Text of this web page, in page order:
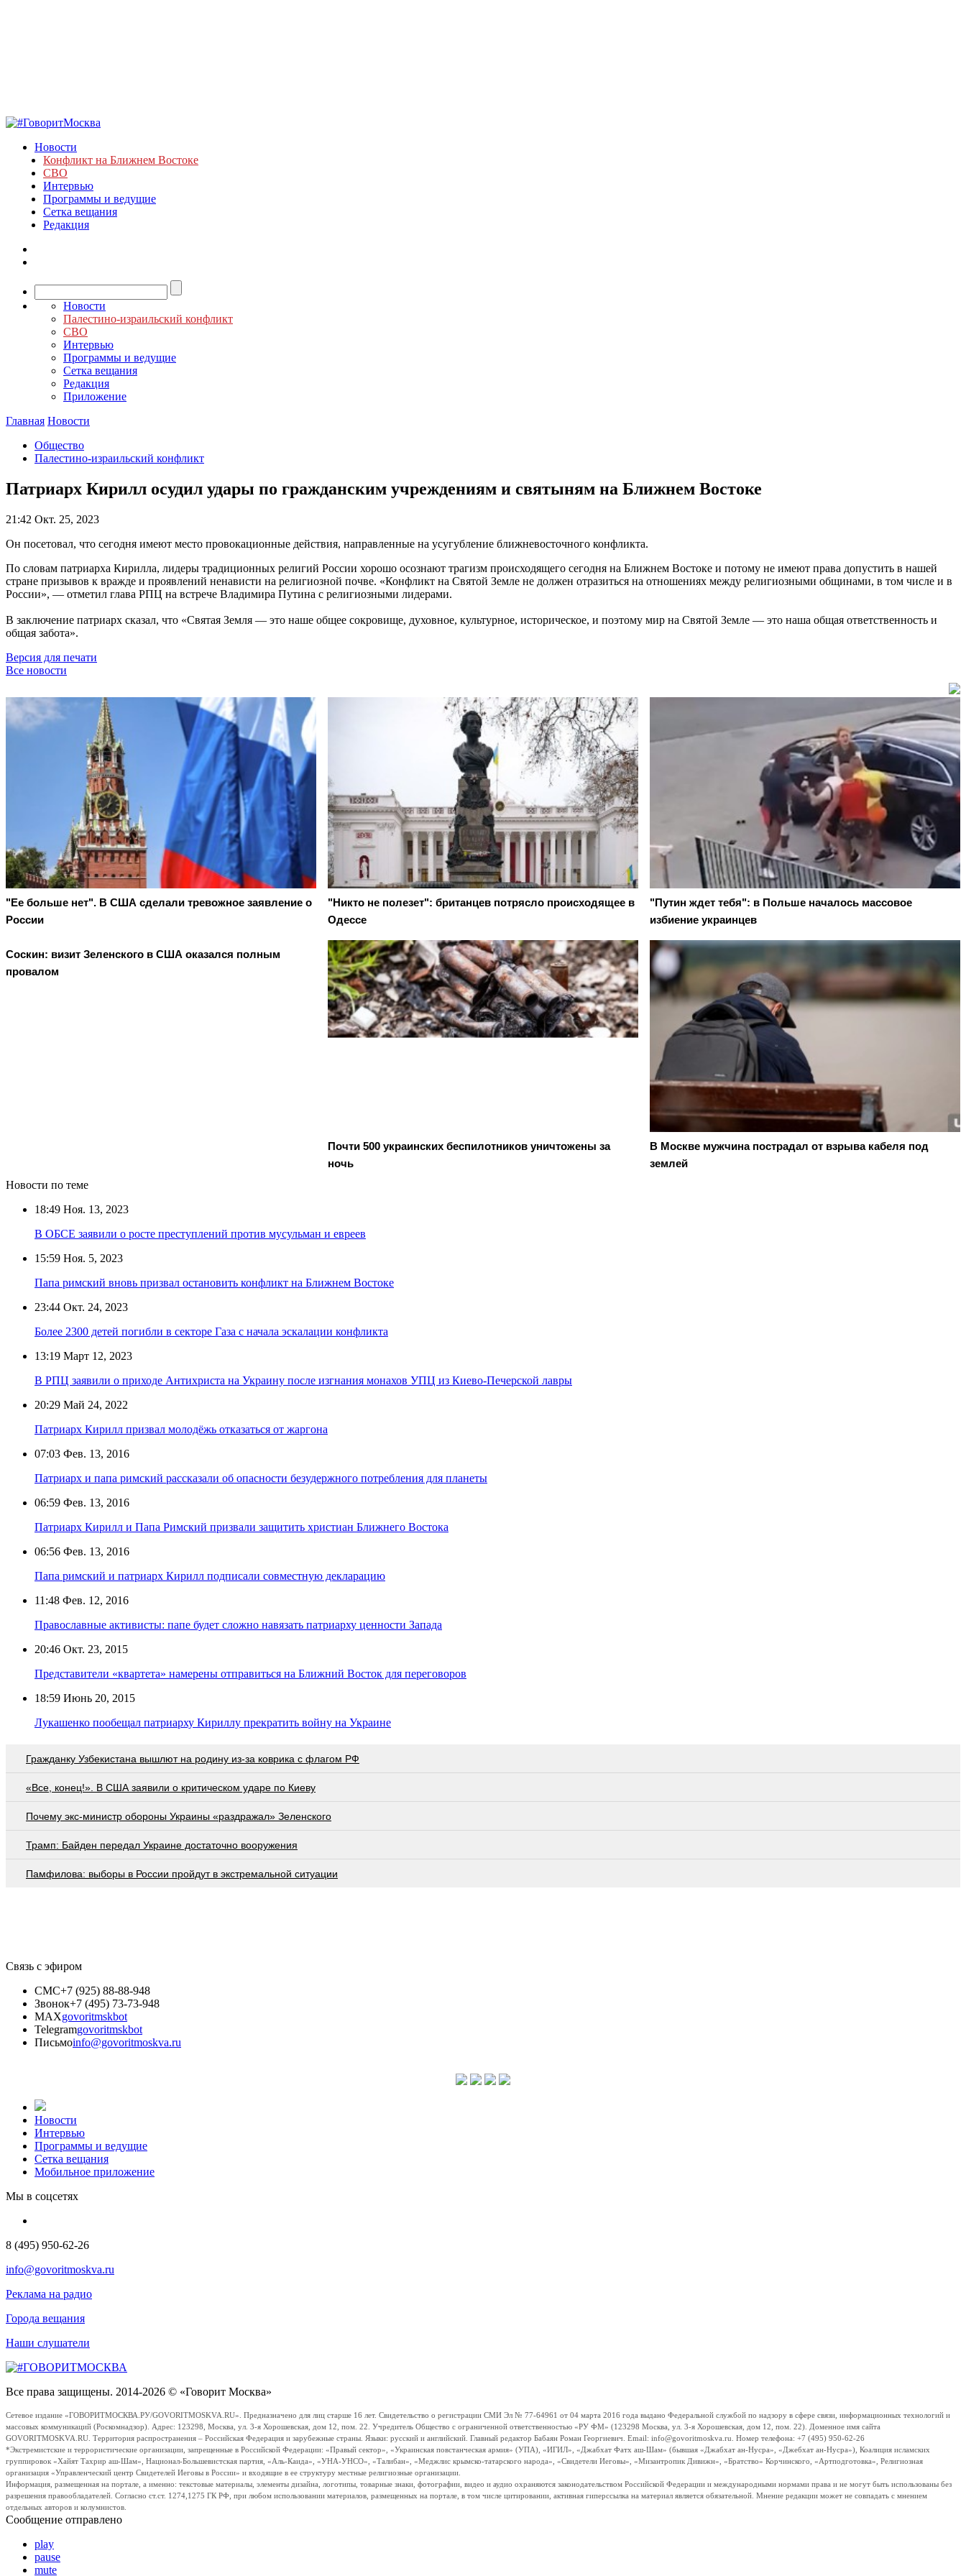
Новости
Конфликт на Ближнем Востоке
СВО
Интервью
Программы и ведущие
Сетка вещания
Редакция
Новости
Палестино-израильский конфликт
СВО
Интервью
Программы и ведущие
Сетка вещания
Редакция
Приложение
Главная Новости
Общество
Палестино-израильский конфликт
Патриарх Кирилл осудил удары по гражданским учреждениям и святыням на Ближнем Востоке
21:42 Окт. 25, 2023
Он посетовал, что сегодня имеют место провокационные действия, направленные на усугубление ближневосточного конфликта.
По словам патриарха Кирилла, лидеры традиционных религий России хорошо осознают трагизм происходящего сегодня на Ближнем Востоке и потому не имеют права допустить в нашей
стране призывов к вражде и проявлений ненависти на религиозной почве. «Конфликт на Святой Земле не должен отразиться на отношениях между религиозными общинами, в том числе и в
России», — отметил глава РПЦ на встрече Владимира Путина с религиозными лидерами.
В заключение патриарх сказал, что «Святая Земля — это наше общее сокровище, духовное, культурное, историческое, и поэтому мир на Святой Земле — это наша общая ответственность и
общая забота».
Версия для печати
Все новости
"Ее больше нет". В США сделали тревожное заявление о
России
"Никто не полезет": британцев потрясло происходящее в
Одессе
"Путин ждет тебя": в Польше началось массовое
избиение украинцев
Соскин: визит Зеленского в США оказался полным
провалом
Почти 500 украинских беспилотников уничтожены за
ночь
В Москве мужчина пострадал от взрыва кабеля под
землей
Новости по теме
18:49 Ноя. 13, 2023
В ОБСЕ заявили о росте преступлений против мусульман и евреев
15:59 Ноя. 5, 2023
Папа римский вновь призвал остановить конфликт на Ближнем Востоке
23:44 Окт. 24, 2023
Более 2300 детей погибли в секторе Газа с начала эскалации конфликта
13:19 Март 12, 2023
В РПЦ заявили о приходе Антихриста на Украину после изгнания монахов УПЦ из Киево-Печерской лавры
20:29 Май 24, 2022
Патриарх Кирилл призвал молодёжь отказаться от жаргона
07:03 Фев. 13, 2016
Патриарх и папа римский рассказали об опасности безудержного потребления для планеты
06:59 Фев. 13, 2016
Патриарх Кирилл и Папа Римский призвали защитить христиан Ближнего Востока
06:56 Фев. 13, 2016
Папа римский и патриарх Кирилл подписали совместную декларацию
11:48 Фев. 12, 2016
Православные активисты: папе будет сложно навязать патриарху ценности Запада
20:46 Окт. 23, 2015
Представители «квартета» намерены отправиться на Ближний Восток для переговоров
18:59 Июнь 20, 2015
Лукашенко пообещал патриарху Кириллу прекратить войну на Украине
Гражданку Узбекистана вышлют на родину из-за коврика с флагом РФ
«Все, конец!». В США заявили о критическом ударе по Киеву
Почему экс-министр обороны Украины «раздражал» Зеленского
Трамп: Байден передал Украине достаточно вооружения
Памфилова: выборы в России пройдут в экстремальной ситуации
Связь с эфиром
СМС+7 (925) 88-88-948
Звонок+7 (495) 73-73-948
MAXgovoritmskbot
Telegramgovoritmskbot
Письмоinfo@govoritmoskva.ru
Новости
Интервью
Программы и ведущие
Сетка вещания
Мобильное приложение
Мы в соцсетях
8 (495) 950-62-26
info@govoritmoskva.ru
Реклама на радио
Города вещания
Наши слушатели
Все права защищены. 2014-2026 © «Говорит Москва»
Сетевое издание «ГОВОРИТМОСКВА.РУ/GOVORITMOSKVA.RU». Предназначено для лиц старше 16 лет. Свидетельство о регистрации СМИ Эл № 77-64961 от 04 марта 2016 года выдано Федеральной службой по надзору в сфере связи, информационных технологий и
массовых коммуникаций (Роскомнадзор). Адрес: 123298, Москва, ул. 3-я Хорошевская, дом 12, пом. 22. Учредитель Общество с ограниченной ответственностью «РУ ФМ» (123298 Москва, ул. 3-я Хорошевская, дом 12, пом. 22). Доменное имя сайта
GOVORITMOSKVA.RU. Территория распространения – Российская Федерация и зарубежные страны. Языки: русский и английский. Главный редактор Бабаян Роман Георгиевич. Email: info@govoritmoskva.ru. Номер телефона: +7 (495) 950-62-26
*Экстремистские и террористические организации, запрещенные в Российской Федерации: «Правый сектор», «Украинская повстанческая армия» (УПА), «ИГИЛ», «Джабхат Фатх аш-Шам» (бывшая «Джабхат ан-Нусра», «Джебхат ан-Нусра»), Коалиция исламских
группировок «Хайят Тахрир аш-Шам», Национал-Большевистская партия, «Аль-Каида», «УНА-УНСО», «Талибан», «Меджлис крымско-татарского народа», «Свидетели Иеговы», «Мизантропик Дивижн», «Братство» Корчинского, «Артподготовка», Религиозная
организация «Управленческий центр Свидетелей Иеговы в России» и входящие в ее структуру местные религиозные организации.
Информация, размещенная на портале, а именно: текстовые материалы, элементы дизайна, логотипы, товарные знаки, фотографии, видео и аудио охраняются законодательством Российской Федерации и международными нормами права и не могут быть использованы без
разрешения правообладателей. Согласно ст.ст. 1274,1275 ГК РФ, при любом использовании материалов, размещенных на портале, в том числе цитировании, активная гиперссылка на материал является обязательной. Мнение редакции может не совпадать с мнением
отдельных авторов и колумнистов.
Сообщение отправлено
play
pause
mute